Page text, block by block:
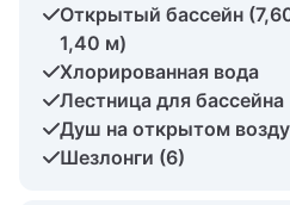
Открытый бассейн
1,40 м)
Хлорированная вода
Лестница для бассейна
Душ на открытом
Шезлонги (6)